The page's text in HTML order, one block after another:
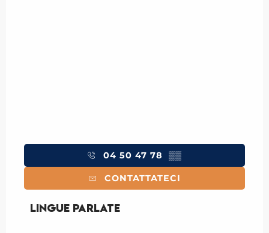
04 50 47 78 ▒▒
CONTATTATECI
Lingue parlate
Lingue parlate